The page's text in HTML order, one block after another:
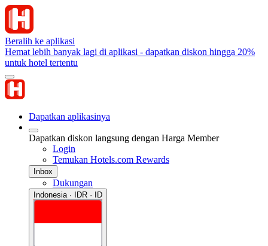
Beralih ke aplikasi
Hemat lebih banyak lagi di aplikasi - dapatkan diskon hingga 20%
untuk hotel tertentu
Dapatkan aplikasinya
Dapatkan diskon langsung dengan Harga Member
Login
Temukan Hotels.com Rewards
Inbox
Dukungan
Indonesia · IDR · ID